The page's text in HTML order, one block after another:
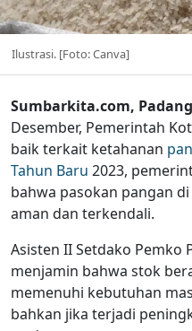
Ilustrasi. [Foto: Canva]
Sumbarkita.com,
Desember, Pemerintah
baik terkait ketahanan
Tahun Baru 2023,
bahwa pasokan pangan
aman dan terkendali.
Asisten II Setdako Pemko
menjamin bahwa stok
memenuhi kebutuhan
bahkan jika terjadi